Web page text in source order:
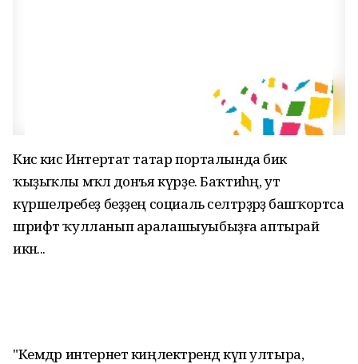
Кисә кис Интертат татар порталында бик
ҡыҙыҡлы мәҡәлә донъя күрҙе. Баҡтиһәң, ут
күршеләребеҙ беҙҙең социаль селтәрҙәрҙә башҡортса
шрифт ҡулланып аралашыуыбыҙға аптырай
икән...
"Кемдәр интернет киңлектәрендә күп ултыра,